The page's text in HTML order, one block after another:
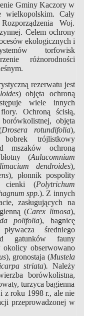
Gminy Kaczory w
Cały
Woj.
Celem ochrony
ekologicznych i
torfowisk
różnorodności
rezerwatu jest
) objęta ochroną
wiele innych
Ochroną ścisłą,
objęta
Drosera rotundifolia),
trójlistkowy
mszaków ochroną
(Aulacomnium
dendroides),
), płonnik pospolity
cienki (Polytrichum
spp.). Z innych
zasługujących na
(Carex limosa),
polifolia), bagnicę
średniego
gatunków fauny
obserwowano
), gronostaja (Mustela
striata). Należy
borówkolistna,
turzyca bagienna
z roku 1998 r., ale nie
przeprowadzonej w